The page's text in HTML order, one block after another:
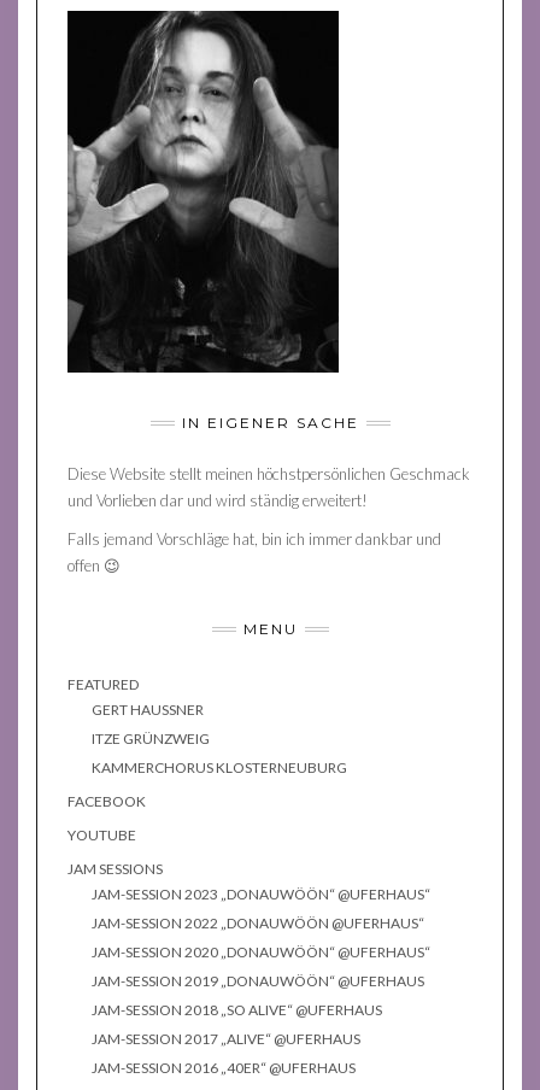
IN EIGENER SACHE
Diese Website stellt meinen höchstpersönlichen Geschmack
und Vorlieben dar und wird ständig erweitert!
Falls jemand Vorschläge hat, bin ich immer dankbar und
offen 😉
MENU
FEATURED
GERT HAUSSNER
ITZE GRÜNZWEIG
KAMMERCHORUS KLOSTERNEUBURG
FACEBOOK
YOUTUBE
JAM SESSIONS
JAM-SESSION 2023 „DONAUWÖÖN“ @UFERHAUS“
JAM-SESSION 2022 „DONAUWÖÖN @UFERHAUS“
JAM-SESSION 2020 „DONAUWÖÖN“ @UFERHAUS“
JAM-SESSION 2019 „DONAUWÖÖN“ @UFERHAUS
JAM-SESSION 2018 „SO ALIVE“ @UFERHAUS
JAM-SESSION 2017 „ALIVE“ @UFERHAUS
JAM-SESSION 2016 „40ER“ @UFERHAUS